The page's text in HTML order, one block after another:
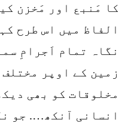
کا مَنبع اور مَخزن
الفاظ میں اس طرح
نگاہ تمام اَجرامِ
زمین کے اوپر
مخلوقات کو بھی
انسانی آنکھ…. جو